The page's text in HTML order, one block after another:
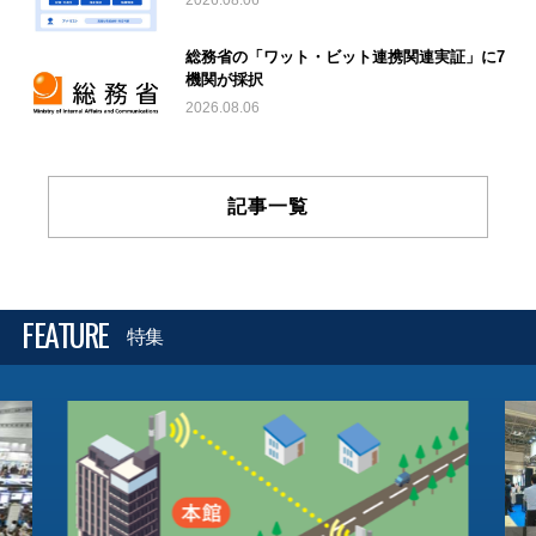
総務省の「ワット・ビット連携関連実証」に7
機関が採択
2026.08.06
記事一覧
FEATURE 特集